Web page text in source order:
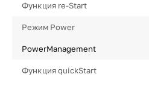
Функция re-Start
Режим Power
PowerManagement
Функция quickStart